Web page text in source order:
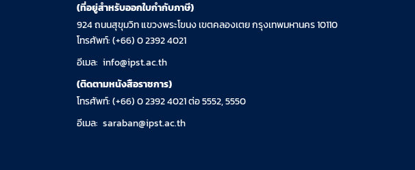
(ที่อยู่สำหรับออกใบกำกับภาษี)
924 ถนนสุขุมวิท แขวงพระโขนง เขตคลองเตย กรุงเทพมหานคร 10110
โทรศัพท์: (+66) 0 2392 4021
อีเมล: info@ipst.ac.th
(ติดตามหนังสือราชการ)
โทรศัพท์: (+66) 0 2392 4021 ต่อ 5552, 5550
อีเมล: saraban@ipst.ac.th